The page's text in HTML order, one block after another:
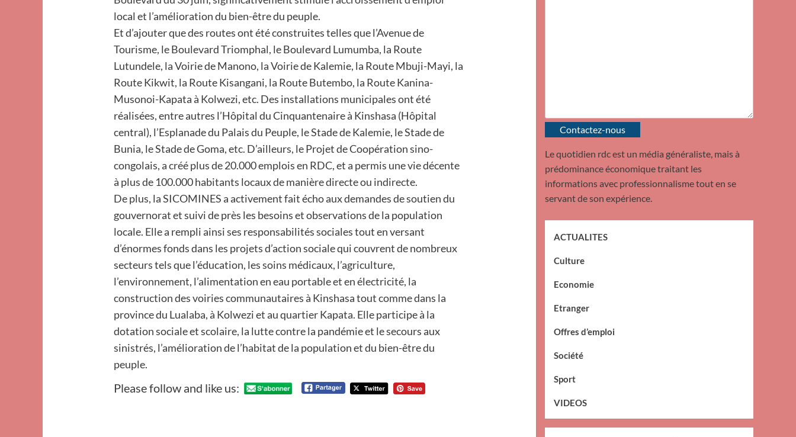
local et l’amélioration du bien-être du peuple.
Et d’ajouter que des routes ont été construites telles que l’Avenue de
Tourisme, le Boulevard Triomphal, le Boulevard Lumumba, la Route
Lutundele, la Voirie de Manono, la Voirie de Kalemie, la Route Mbuji-Mayi, la
Route Kikwit, la Route Kisangani, la Route Butembo, la Route Kanina-
Musonoi-Kapata à Kolwezi, etc. Des installations municipales ont été
réalisées, entre autres l’Hôpital du Cinquantenaire à Kinshasa (Hôpital
central), l’Esplanade du Palais du Peuple, le Stade de Kalemie, le Stade de
Bunia, le Stade de Goma, etc. D’ailleurs, le Projet de Coopération sino-
congolais, a créé plus de 20.000 emplois en RDC, et a permis une vie décente
à plus de 100.000 habitants locaux de manière directe ou indirecte.
De plus, la SICOMINES a activement fait écho aux demandes de soutien du
gouvernorat et suivi de près les besoins et observations de la population
locale. Elle a rempli ainsi ses responsabilités sociales tout en versant
d’énormes fonds dans les projets d’action sociale qui couvrent de nombreux
secteurs tels que l’éducation, les soins médicaux, l’agriculture,
l’environnement, l’alimentation en eau portable et en électricité, la
construction des voiries communautaires à Kinshasa tout comme dans la
province du Lualaba, à Kolwezi et au quartier Kapata. Elle participe à la
dotation sociale et scolaire, la lutte contre la pandémie et le secours aux
sinistrés, l’amélioration de l’habitat de la population et du bien-être du
peuple.
Please follow and like us:
Contactez-nous
Le quotidien rdc est un média généraliste, mais à
prédominance économique traitant les
informations avec professionnalisme tout en se
servant de son expérience.
ACTUALITES
Culture
Economie
Etranger
Offres d’emploi
Société
Sport
VIDEOS